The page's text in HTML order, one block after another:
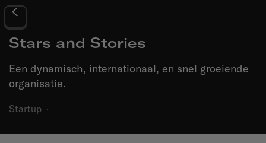
Stars and Stories
Een dynamisch, internationaal, en snel groeiende
organisatie.
Startup ·